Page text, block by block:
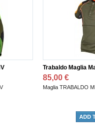
Trabaldo Maglia
85,00 €
Maglia TRABALDO
ADD